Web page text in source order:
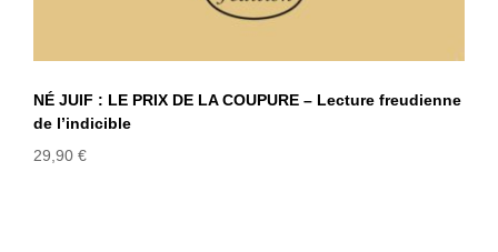
NÉ JUIF : LE PRIX DE LA COUPURE – Lecture freudienne
de l’indicible
29,90 €